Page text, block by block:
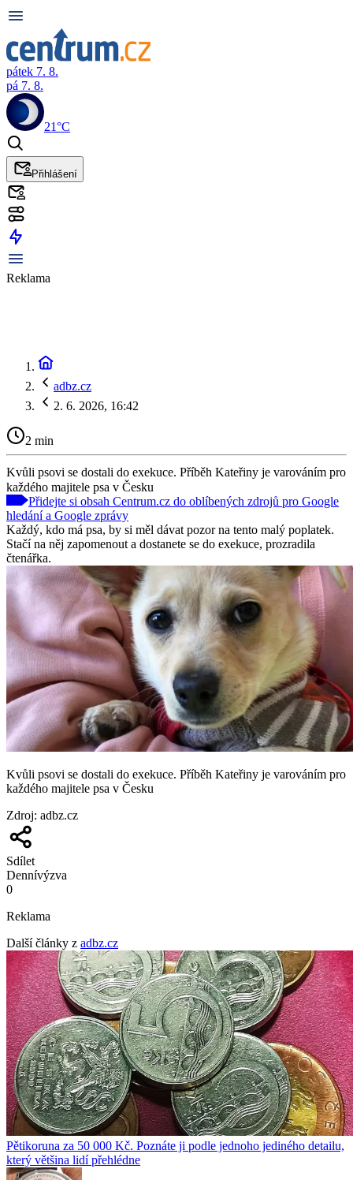
pátek 7. 8.
pá 7. 8.
21°C
Přihlášení
Reklama
adbz.cz
2. 6. 2026, 16:42
2 min
Kvůli psovi se dostali do exekuce. Příběh Kateřiny je varováním pro
každého majitele psa v Česku
Přidejte si obsah Centrum.cz do oblíbených zdrojů pro Google
hledání a Google zprávy
Každý, kdo má psa, by si měl dávat pozor na tento malý poplatek.
Stačí na něj zapomenout a dostanete se do exekuce, prozradila
čtenářka.
Kvůli psovi se dostali do exekuce. Příběh Kateřiny je varováním pro
každého majitele psa v Česku
Zdroj: adbz.cz
Sdílet
Dennívýzva
0
Reklama
Další články z adbz.cz
Pětikoruna za 50 000 Kč. Poznáte ji podle jednoho jediného detailu,
který většina lidí přehlédne